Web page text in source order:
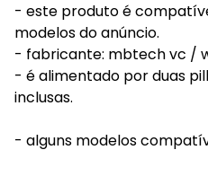
- este produto é
modelos do anúncio.
- fabricante: mbtech vc /
- é alimentado por duas
inclusas.
- alguns modelos